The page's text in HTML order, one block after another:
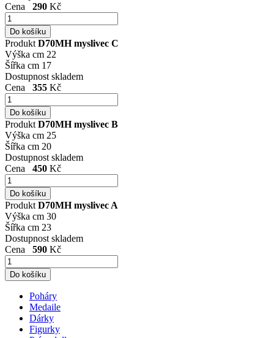
Cena
290 Kč
Produkt D70MH myslivec C
Výška cm 22
Šířka cm 17
Dostupnost skladem
Cena
355 Kč
Produkt D70MH myslivec B
Výška cm 25
Šířka cm 20
Dostupnost skladem
Cena
450 Kč
Produkt D70MH myslivec A
Výška cm 30
Šířka cm 23
Dostupnost skladem
Cena
590 Kč
Poháry
Medaile
Dárky
Figurky